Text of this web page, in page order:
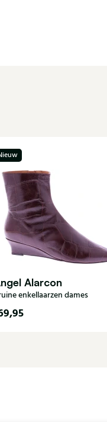
Alarcon
enkellaarzen dames